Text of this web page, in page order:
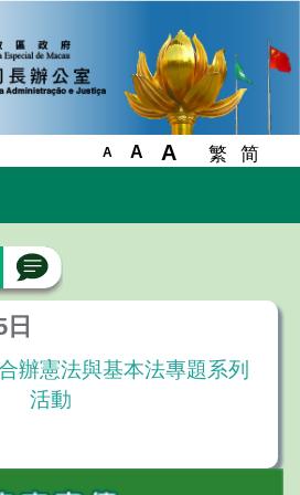
A A A 繁 简
辦憲法與基本法專題系列
活動